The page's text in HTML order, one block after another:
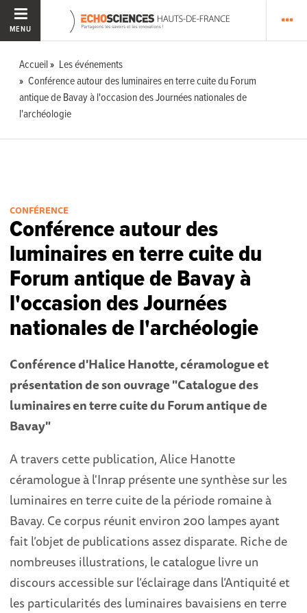
MENU
Accueil
Les événements
Conférence autour des luminaires en terre cuite du Forum
antique de Bavay à l'occasion des Journées nationales de
l'archéologie
CONFÉRENCE
Conférence autour des
luminaires en terre cuite du
Forum antique de Bavay à
l'occasion des Journées
nationales de l'archéologie
Conférence d'Halice Hanotte, céramologue et
présentation de son ouvrage "Catalogue des
luminaires en terre cuite du Forum antique de
Bavay"
A travers cette publication, Alice Hanotte
céramologue à l'Inrap présente une synthèse sur les
luminaires en terre cuite de la période romaine à
Bavay. Ce corpus réunit environ 200 lampes ayant
fait l’objet de publications assez disparate. Riche de
nombreuses illustrations, le catalogue livre un
discours accessible sur l’éclairage dans l’Antiquité et
les particularités des luminaires bavaisiens en terre